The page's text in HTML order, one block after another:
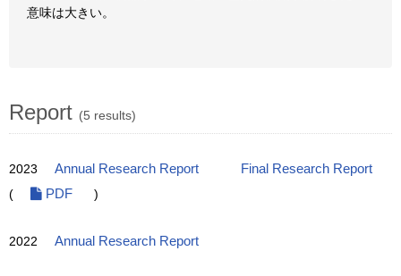
意味は大きい。
Report (5 results)
2023 Annual Research Report
Final Research Report
(
PDF )
2022 Annual Research Report